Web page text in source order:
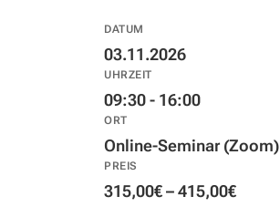
DATUM
03.11.2026
UHRZEIT
09:30 - 16:00
ORT
Online-Seminar (Zoom)
PREIS
315,00€ – 415,00€